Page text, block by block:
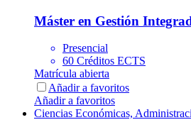
Máster en Gestión
Presencial
60 Créditos ECTS
Matrícula abierta
Añadir a favoritos
Añadir a favoritos
Ciencias Económicas,